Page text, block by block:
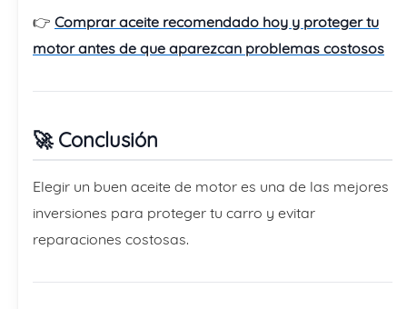
👉 Comprar aceite recomendado hoy y proteger tu
motor antes de que aparezcan problemas costosos
🚀 Conclusión
Elegir un buen aceite de motor es una de las mejores
inversiones para proteger tu carro y evitar
reparaciones costosas.